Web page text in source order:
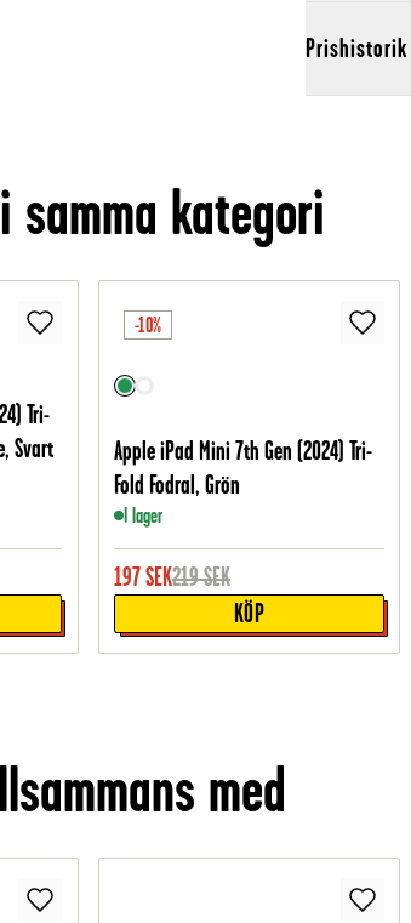
Prishistorik
samma kategori
Tri-
Svart
-10%
Apple iPad Mini 7th Gen (2024) Tri-
Fold Fodral, Grön
I lager
197SEK219SEK
KÖP
med